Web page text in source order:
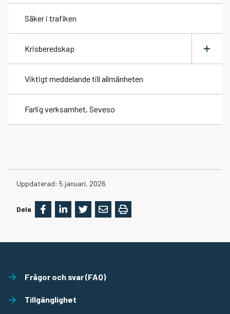
Eldningsförbud
Skärpt eldningsförbud
Fyrverkerier
Säker i trafiken
Krisberedskap
Växla
Extremväder och naturolyckor
Översvämning
Viktigt meddelande till allmänheten
Farlig verksamhet, Seveso
Datum
Uppdaterad: 5 januari, 2026
Dela
Frågor och svar (FAQ)
Tillgänglighet